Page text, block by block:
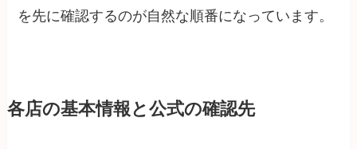
を先に確認するのが自然な順番になっています。
各店の基本情報と公式の確認先